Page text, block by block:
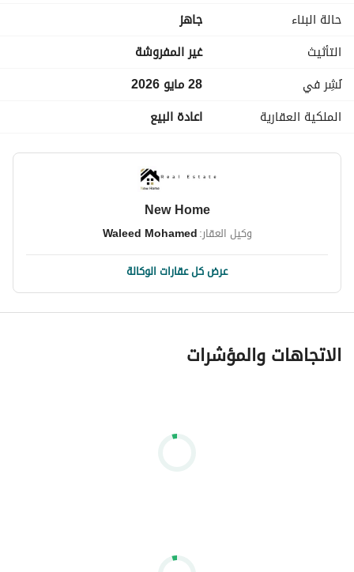
حالة البناء
جاهز
التأثيث
غير المفروشة
نُشِر في
28 مايو 2026
الملكية العقارية
اعادة البيع
New Home
وكيل العقار:Waleed Mohamed
عرض كل عقارات الوكالة
الاتجاهات والمؤشرات